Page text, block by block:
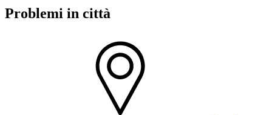
Problemi in città